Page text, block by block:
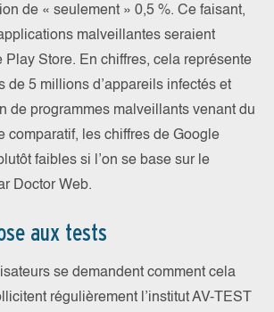
de « seulement » 0,5 %. Ce faisant,
malveillantes seraient
Play Store. En chiffres, cela représente
de 5 millions d’appareils infectés et
de programmes malveillants venant du
comparatif, les chiffres de Google
faibles si l’on se base sur le
Doctor Web.
aux tests
se demandent comment cela
régulièrement l’institut AV-TEST